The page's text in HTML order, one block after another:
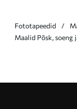
Fototapeedid
Maalid Põsk, soeng